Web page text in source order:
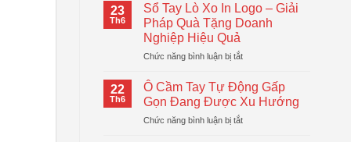
Nhiệt
LocknLock
Quà
Doanh
Nghiệp
Hiện
Đại,
23
Th6
Sổ Tay Lò Xo In Logo – Giải
Pháp Quà Tặng Doanh
Nghiệp Hiệu Quả
Chức năng bình luận bị tắtở
Tay
Lò
Xo
In
22
Th6
Ô Cầm Tay Tự Động Gấp
Gọn Đang Được Xu Hướng
Chức năng bình luận bị tắtở